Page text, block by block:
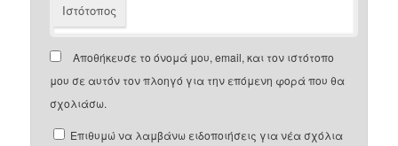
Ιστότοπος
Αποθήκευσε το όνομά μου, email, και τον ιστότοπο
μου σε αυτόν τον πλοηγό για την επόμενη φορά που θα
σχολιάσω.
Επιθυμώ να λαμβάνω ειδοποιήσεις για νέα σχόλια